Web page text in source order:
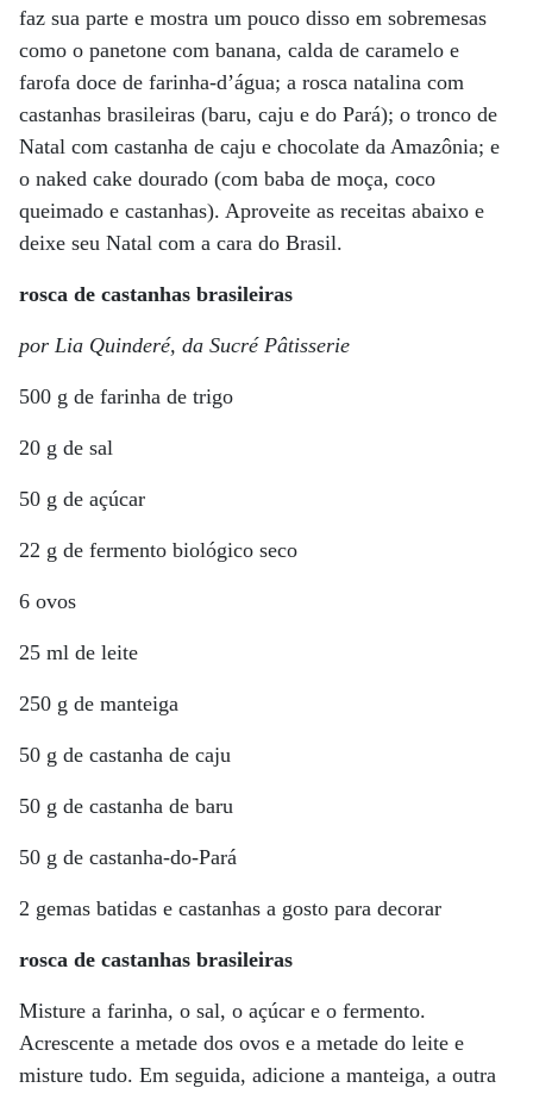
faz sua parte e mostra um pouco disso em sobremesas
como o panetone com banana, calda de caramelo e
farofa doce de farinha-d’água; a rosca natalina com
castanhas brasileiras (baru, caju e do Pará); o tronco de
Natal com castanha de caju e chocolate da Amazônia; e
o naked cake dourado (com baba de moça, coco
queimado e castanhas). Aproveite as receitas abaixo e
deixe seu Natal com a cara do Brasil.
rosca de castanhas brasileiras
por Lia Quinderé, da Sucré Pâtisserie
500 g de farinha de trigo
20 g de sal
50 g de açúcar
22 g de fermento biológico seco
6 ovos
25 ml de leite
250 g de manteiga
50 g de castanha de caju
50 g de castanha de baru
50 g de castanha-do-Pará
2 gemas batidas e castanhas a gosto para decorar
rosca de castanhas brasileiras
Misture a farinha, o sal, o açúcar e o fermento.
Acrescente a metade dos ovos e a metade do leite e
misture tudo. Em seguida, adicione a manteiga, a outra